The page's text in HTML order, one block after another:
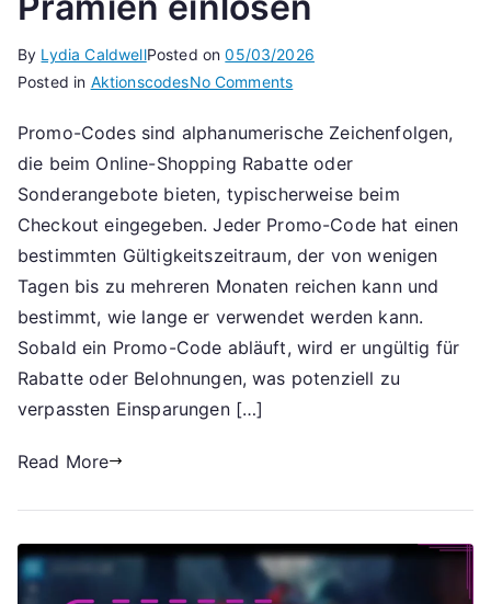
By Lydia CaldwellPosted on05/03/2026
Posted in AktionscodesNo Commentson
Ablauf:
Aktionscodes,
Gültigkeitszeiträume,
Prämien
einlösen
Promo-Codes sind alphanumerische Zeichenfolgen,
die beim Online-Shopping Rabatte oder
Sonderangebote bieten, typischerweise beim
Checkout eingegeben. Jeder Promo-Code hat einen
bestimmten Gültigkeitszeitraum, der von wenigen
Tagen bis zu mehreren Monaten reichen kann und
bestimmt, wie lange er verwendet werden kann.
Sobald ein Promo-Code abläuft, wird er ungültig für
Rabatte oder Belohnungen, was potenziell zu
verpassten Einsparungen […]
Read More